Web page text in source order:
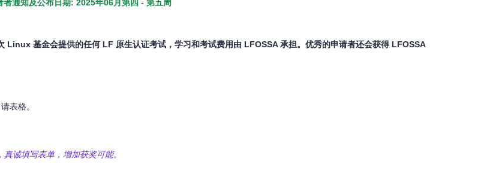
者通知及公布日期: 2025年06月第四 - 第五周
Linux 基金会提供的任何 LF 原生认证考试，学习和考试费用由 LFOSSA 承担。优秀的申请者还会获得 LFOSSA
表格。
诚填写表单，增加获奖可能。